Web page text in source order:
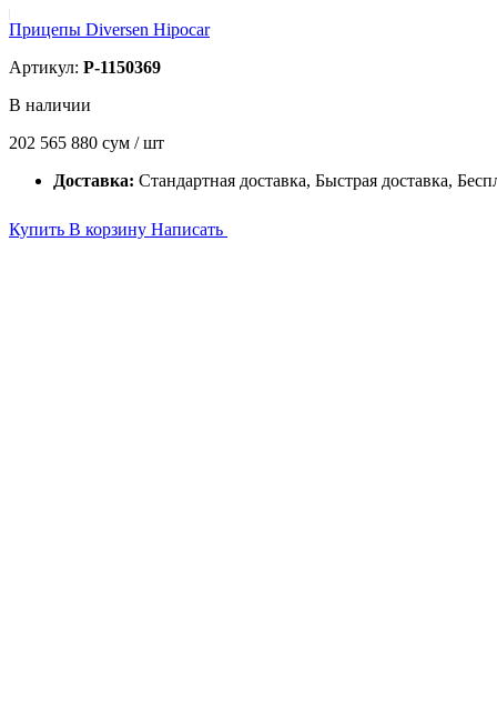
Прицепы Diversen Hipocar
Артикул: P-1150369
В наличии
202 565 880 сум / шт
Доставка: Стандартная доставка, Быстрая доставка,
Купить В корзину Написать